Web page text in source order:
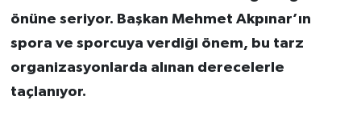
önüne seriyor. Başkan Mehmet Akpınar’ın
spora ve sporcuya verdiği önem, bu tarz
organizasyonlarda alınan derecelerle
taçlanıyor.